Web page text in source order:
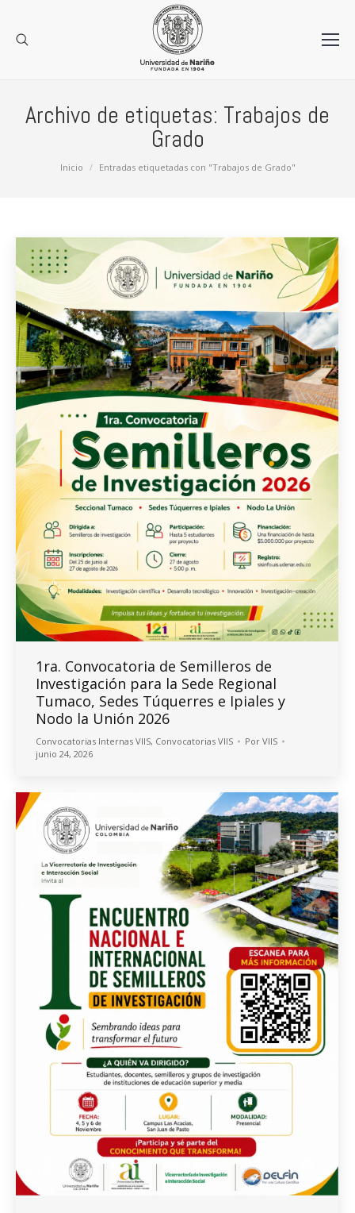
Archivo de etiquetas: Trabajos de
Grado
Estás aquí:Inicio Entradas etiquetadas con "Trabajos de Grado"
1ra. Convocatoria de Semilleros de
Investigación para la Sede Regional
Tumaco, Sedes Túquerres e Ipiales y
Nodo la Unión 2026
Convocatorias Internas VIIS, Convocatorias VIIS Por VIIS
junio 24, 2026